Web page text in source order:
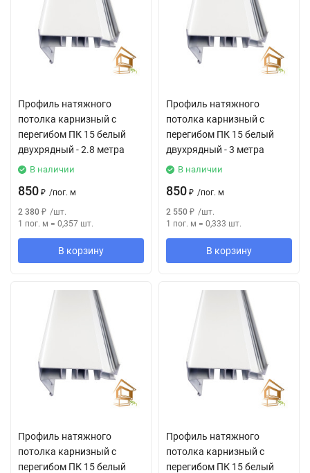
Профиль натяжного
потолка карнизный с
перегибом ПК 15 белый
двухрядный - 2.8 метра
В наличии
850 ₽ /пог. м
2 380 ₽ /шт.
1 пог. м = 0,357 шт.
В корзину
Профиль натяжного
потолка карнизный с
перегибом ПК 15 белый
двухрядный - 3 метра
В наличии
850 ₽ /пог. м
2 550 ₽ /шт.
1 пог. м = 0,333 шт.
В корзину
Профиль натяжного
потолка карнизный с
перегибом ПК 15 белый
Профиль натяжного
потолка карнизный с
перегибом ПК 15 белый